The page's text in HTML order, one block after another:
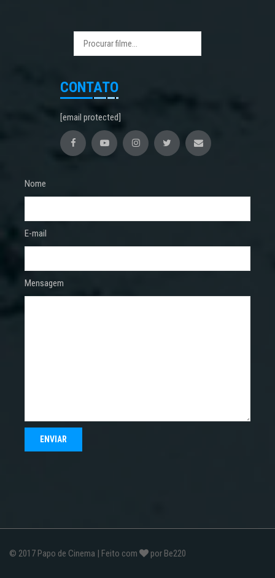
CONTATO
[email protected]
Nome
E-mail
Mensagem
© 2017 Papo de Cinema | Feito com por Be220